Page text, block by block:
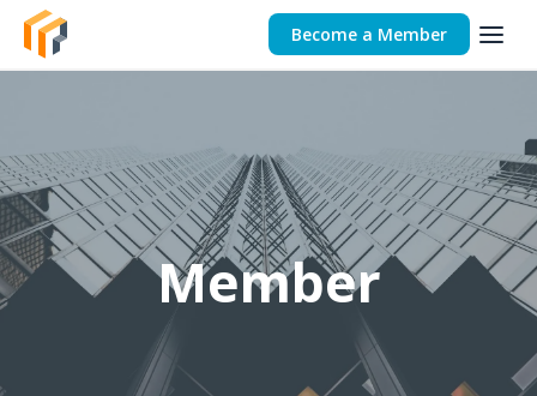
Become a Member
Member